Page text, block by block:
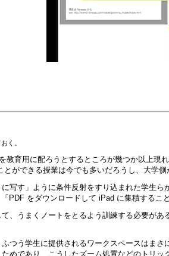
く。
教育用に配ろうとするところが幾つか以上
ができる授業は今でも多いだろうし、大学側
写す」ように条件反射をすり込まれた学生
PDF をダウンロードして iPad に集積するこ
、うまくノートをとるよう訓練する必要が
つう学生に提供されるワークスペースはま
めであり、こうしたズーム処置などのトリ